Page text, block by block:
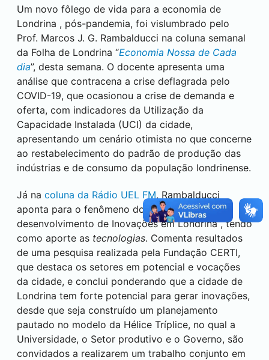
Um novo fôlego de vida para a economia de
Londrina , pós-pandemia, foi vislumbrado pelo
Prof. Marcos J. G. Rambalducci na coluna semanal
da Folha de Londrina “Economia Nossa de Cada
dia”, desta semana. O docente apresenta uma
análise que contracena a crise deflagrada pelo
COVID-19, que ocasionou a crise de demanda e
oferta, com indicadores da Utilização da
Capacidade Instalada (UCI) da cidade,
apresentando um cenário otimista no que concerne
ao restabelecimento do padrão de produção das
indústrias e de consumo da população londrinense.
Já na coluna da Rádio UEL FM, Rambalducci
aponta para o fenômeno do fomento ao
desenvolvimento de Inovações emLondrina , tendo
como aporte as tecnologias. Comenta resultados
de uma pesquisa realizada pela Fundação CERTI,
que destaca os setores em potencial e vocações
da cidade, e conclui ponderando que a cidade de
Londrina tem forte potencial para gerar inovações,
desde que seja construído um planejamento
pautado no modelo da Hélice Tríplice, no qual a
Universidade, o Setor produtivo e o Governo, são
convidados a realizarem um trabalho conjunto em